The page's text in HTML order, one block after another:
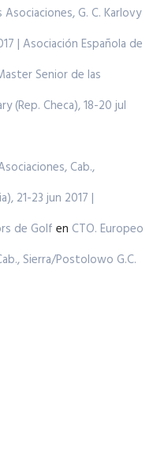
G. C. Karlovy
| Asociación Española de
Senior de las
(Rep. Checa), 18-20 jul
Cab.,
21-23 jun 2017 |
de Golf en CTO. Europeo
Sierra/Postolowo G.C.